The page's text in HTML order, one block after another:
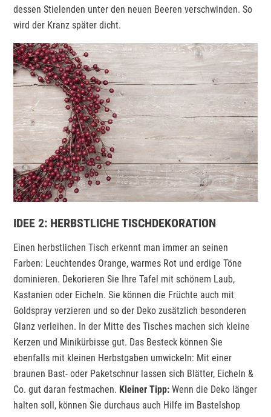
dessen Stielenden unter den neuen Beeren verschwinden. So
wird der Kranz später dicht.
IDEE 2: HERBSTLICHE TISCHDEKORATION
Einen herbstlichen Tisch erkennt man immer an seinen
Farben: Leuchtendes Orange, warmes Rot und erdige Töne
dominieren. Dekorieren Sie Ihre Tafel mit schönem Laub,
Kastanien oder Eicheln. Sie können die Früchte auch mit
Goldspray verzieren und so der Deko zusätzlich besonderen
Glanz verleihen. In der Mitte des Tisches machen sich kleine
Kerzen und Minikürbisse gut. Das Besteck können Sie
ebenfalls mit kleinen Herbstgaben umwickeln: Mit einer
braunen Bast- oder Paketschnur lassen sich Blätter, Eicheln &
Co. gut daran festmachen. Kleiner Tipp: Wenn die Deko länger
halten soll, können Sie durchaus auch Hilfe im Bastelshop